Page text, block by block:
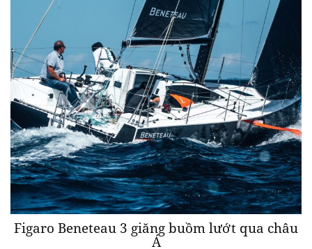
Figaro Beneteau 3 giăng buồm lướt qua châu
Á